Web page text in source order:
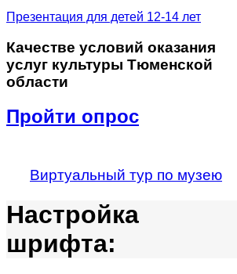
Презентация для детей 12-14 лет
Качестве условий оказания
услуг культуры Тюменской
области
Пройти опрос
Виртуальный тур по музею
Настройка
шрифта: